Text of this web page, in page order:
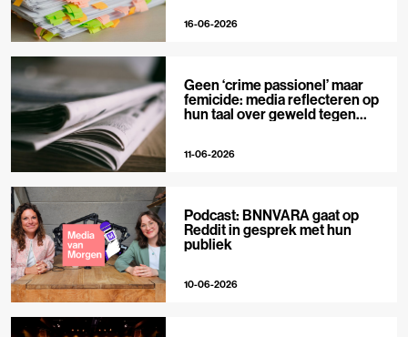
16-06-2026
Geen ‘crime passionel’ maar
femicide: media reflecteren op
hun taal over geweld tegen
11-06-2026
Podcast: BNNVARA gaat op
Reddit in gesprek met hun
publiek
10-06-2026